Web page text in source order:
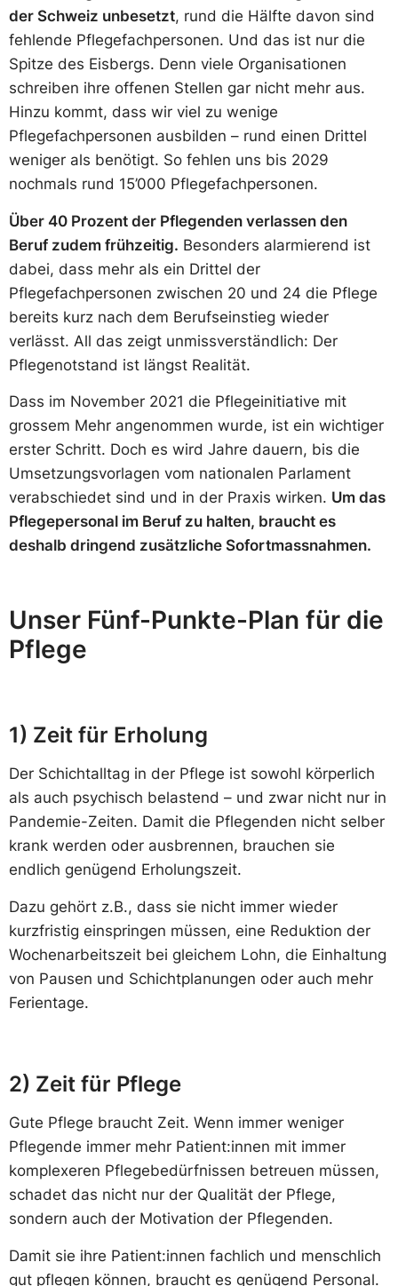
der Schweiz unbesetzt, rund die Hälfte davon sind
fehlende Pflegefachpersonen. Und das ist nur die
Spitze des Eisbergs. Denn viele Organisationen
schreiben ihre offenen Stellen gar nicht mehr aus.
Hinzu kommt, dass wir viel zu wenige
Pflegefachpersonen ausbilden – rund einen Drittel
weniger als benötigt. So fehlen uns bis 2029
nochmals rund 15’000 Pflegefachpersonen.
Über 40 Prozent der Pflegenden verlassen den
Beruf zudem frühzeitig. Besonders alarmierend ist
dabei, dass mehr als ein Drittel der
Pflegefachpersonen zwischen 20 und 24 die Pflege
bereits kurz nach dem Berufseinstieg wieder
verlässt. All das zeigt unmissverständlich: Der
Pflegenotstand ist längst Realität.
Dass im November 2021 die Pflegeinitiative mit
grossem Mehr angenommen wurde, ist ein wichtiger
erster Schritt. Doch es wird Jahre dauern, bis die
Umsetzungsvorlagen vom nationalen Parlament
verabschiedet sind und in der Praxis wirken. Um das
Pflegepersonal im Beruf zu halten, braucht es
deshalb dringend zusätzliche Sofortmassnahmen.
Unser Fünf-Punkte-Plan für die
Pflege
1) Zeit für Erholung
Der Schichtalltag in der Pflege ist sowohl körperlich
als auch psychisch belastend – und zwar nicht nur in
Pandemie-Zeiten. Damit die Pflegenden nicht selber
krank werden oder ausbrennen, brauchen sie
endlich genügend Erholungszeit.
Dazu gehört z.B., dass sie nicht immer wieder
kurzfristig einspringen müssen, eine Reduktion der
Wochenarbeitszeit bei gleichem Lohn, die Einhaltung
von Pausen und Schichtplanungen oder auch mehr
Ferientage.
2) Zeit für Pflege
Gute Pflege braucht Zeit. Wenn immer weniger
Pflegende immer mehr Patient:innen mit immer
komplexeren Pflegebedürfnissen betreuen müssen,
schadet das nicht nur der Qualität der Pflege,
sondern auch der Motivation der Pflegenden.
Damit sie ihre Patient:innen fachlich und menschlich
gut pflegen können, braucht es genügend Personal.